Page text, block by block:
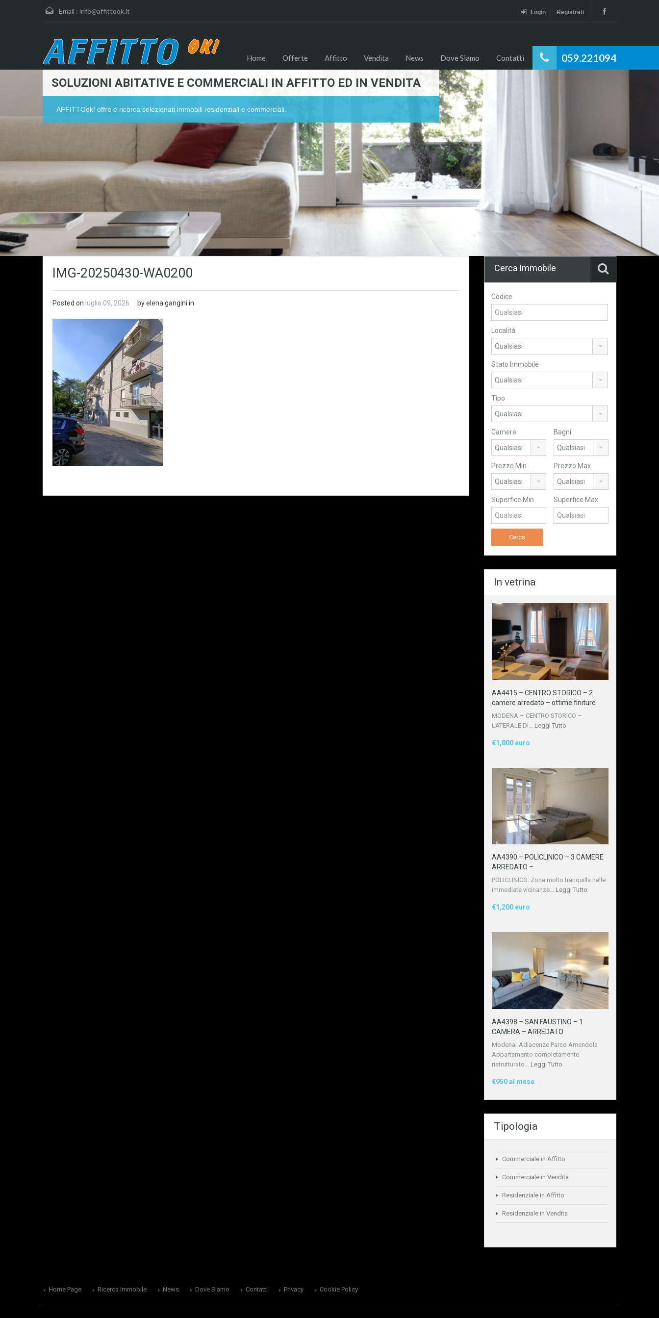
Email : info@affittook.it Login Registrati
059.221094
Home Offerte Affitto Vendita News Dove Siamo Contatti
SOLUZIONI ABITATIVE E COMMERCIALI IN AFFITTO ED IN VENDITA
AFFITTOok! offre e ricerca selezionati immobili residenziali e commerciali.
IMG-20250430-WA0200
Posted on luglio 09, 2026 by elena gangini in
Cerca Immobile
Codice
Localitá
Stato Immobile
Tipo
Camere Bagni
Prezzo Min Prezzo Max
Superfice Min Superfice Max
In vetrina
AA4415 – CENTRO STORICO – 2
camere arredato – ottime finiture
MODENA – CENTRO STORICO –
LATERALE DI… Leggi Tutto
€1,800 euro
AA4390 – POLICLINICO – 3 CAMERE
ARREDATO –
POLICLINICO: Zona molto tranquilla nelle
immediate vicinanze… Leggi Tutto
€1,200 euro
AA4398 – SAN FAUSTINO – 1
CAMERA – ARREDATO
Modena- Adiacenze Parco Amendola
Appartamento completamente
ristrutturato… Leggi Tutto
€950 al mese
Tipologia
Commerciale in Affitto
Commerciale in Vendita
Residenziale in Affitto
Residenziale in Vendita
Home Page Ricerca Immobile News Dove Siamo Contatti Privacy Cookie Policy